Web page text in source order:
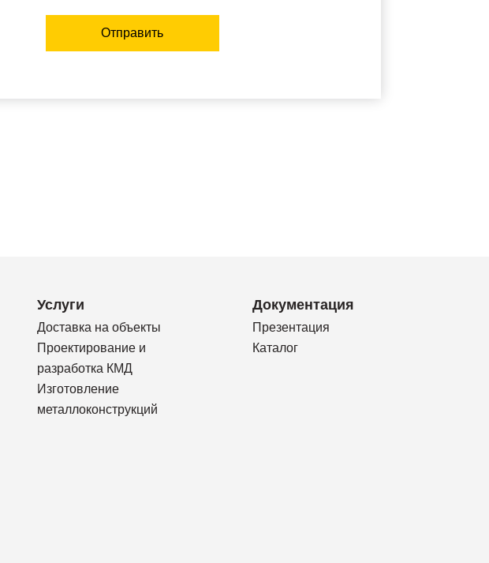
Отправить
Услуги
Доставка на объекты
Проектирование и
разработка КМД
Изготовление
металлоконструкций
Документация
Презентация
Каталог